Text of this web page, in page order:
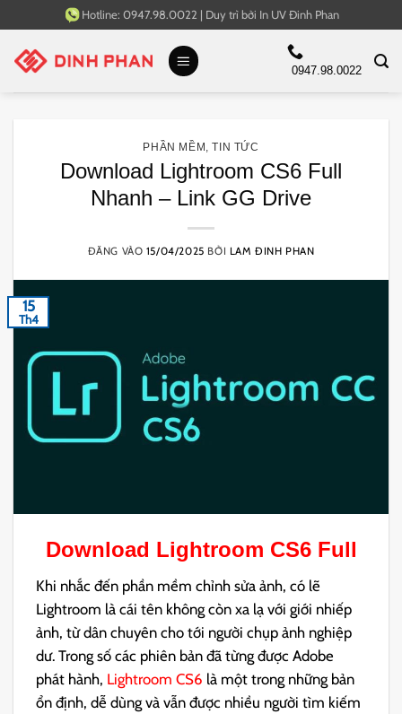
qua
nội
Hotline: 0947.98.0022 | Duy trì bởi In UV Đinh Phan
0947.98.0022
PHẦN MỀM ,TIN TỨC
Download Lightroom CS6 Full
Nhanh – Link GG Drive
ĐĂNG VÀO 15/04/2025 BỞI LAM ĐINH PHAN
15
Th4
Download Lightroom CS6Full
Khi nhắc đến phần mềm chỉnh sửa ảnh, có lẽ
Lightroom là cái tên không còn xa lạ với giới nhiếp
ảnh, từ dân chuyên cho tới người chụp ảnh nghiệp
dư. Trong số các phiên bản đã từng được Adobe
phát hành, Lightroom CS6 là một trong những bản
ổn định, dễ dùng và vẫn được nhiều người tìm kiếm